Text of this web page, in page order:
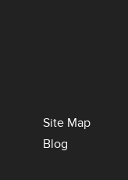
Site Map
Blog